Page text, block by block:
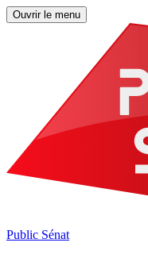
Ouvrir le menu
Public Sénat